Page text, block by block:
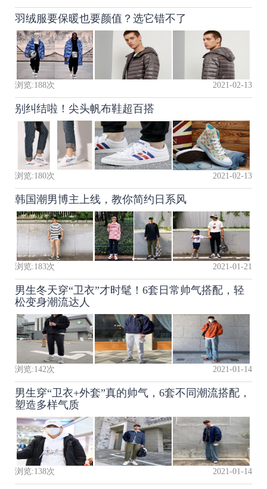
羽绒服要保暖也要颜值？选它错不了
浏览:188次 2021-02-13
别纠结啦！尖头帆布鞋超百搭
浏览:180次 2021-02-13
韩国潮男博主上线，教你简约日系风
浏览:183次 2021-01-21
男生冬天穿“卫衣”才时髦！6套日常帅气搭配，轻
松变身潮流达人
浏览:142次 2021-01-14
男生穿“卫衣+外套”真的帅气，6套不同潮流搭配，
塑造多样气质
浏览:138次 2021-01-14